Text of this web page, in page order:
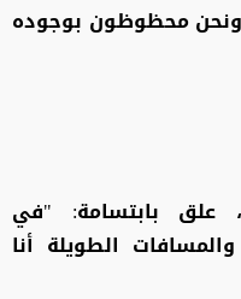
ونحن محظوظون بوجوده
علق بابتسامة: "في
الطويلة أنا